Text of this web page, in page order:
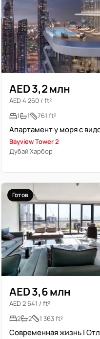
AED 3,2 млн
AED 4 260 / ft²
1
1 761 ft²
Bayview Tower 2
Дубай Харбор
Готов
AED 3,6 млн
AED 2 641 / ft²
2
2 1 363 ft²